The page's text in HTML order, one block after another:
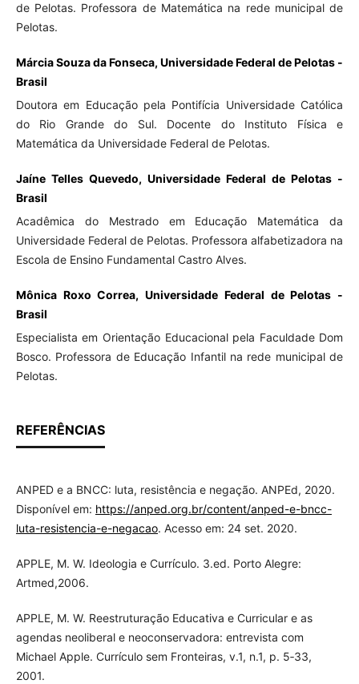
de Pelotas. Professora de Matemática na rede municipal de
Pelotas.
Márcia Souza da Fonseca, Universidade Federal de Pelotas -
Brasil
Doutora em Educação pela Pontifícia Universidade Católica
do Rio Grande do Sul. Docente do Instituto Física e
Matemática da Universidade Federal de Pelotas.
Jaíne Telles Quevedo, Universidade Federal de Pelotas -
Brasil
Acadêmica do Mestrado em Educação Matemática da
Universidade Federal de Pelotas. Professora alfabetizadora na
Escola de Ensino Fundamental Castro Alves.
Mônica Roxo Correa, Universidade Federal de Pelotas -
Brasil
Especialista em Orientação Educacional pela Faculdade Dom
Bosco. Professora de Educação Infantil na rede municipal de
Pelotas.
REFERÊNCIAS
ANPED e a BNCC: luta, resistência e negação. ANPEd, 2020.
Disponível em: https://anped.org.br/content/anped-e-bncc-
luta-resistencia-e-negacao. Acesso em: 24 set. 2020.
APPLE, M. W. Ideologia e Currículo. 3.ed. Porto Alegre:
Artmed,2006.
APPLE, M. W. Reestruturação Educativa e Curricular e as
agendas neoliberal e neoconservadora: entrevista com
Michael Apple. Currículo sem Fronteiras, v.1, n.1, p. 5‐33,
2001.